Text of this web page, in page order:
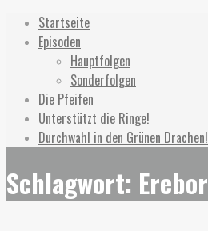
Zum
Inhalt
springen
Hör Die Ringe
Ein unerwarteter Podcast
Startseite
Episoden
Hauptfolgen
Sonderfolgen
Die Pfeifen
Unterstützt die Ringe!
Durchwahl in den Grünen Drachen!
Schlagwort: Erebor